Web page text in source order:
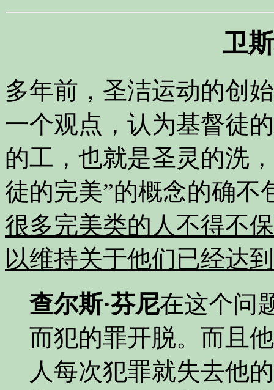
卫
多年前，圣洁运动的创
一个观点，认为基督徒
的工，也就是圣灵的洗
徒的完美”的概念的确不
很多完美类的人不得不
以维持关于他们已经达
查尔斯·芬尼在这个问
而犯的罪开脱。而且
人每次犯罪就失去他